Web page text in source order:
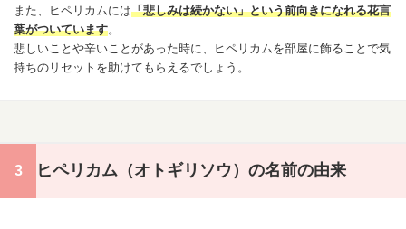
また、ヒペリカムには「悲しみは続かない」という前向きになれる花言
葉がついています。
悲しい ことや辛いことがあった時に、ヒペリカムを部屋に飾ることで気
持ちのリセットを助けて もらえるでしょう。
ヒペリカム（オトギリソウ）の名前の由来